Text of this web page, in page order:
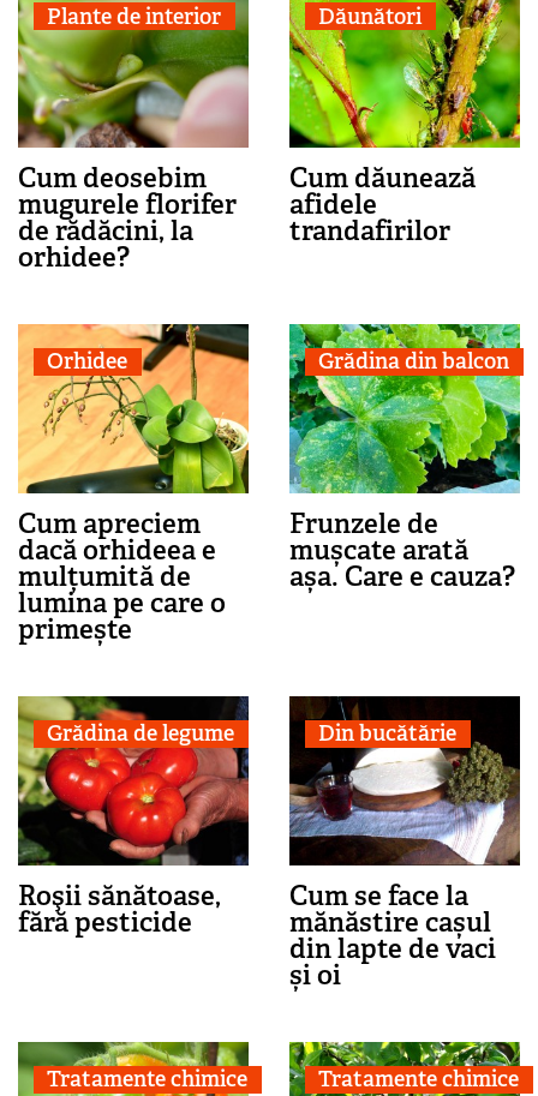
Plante de interior
Cum deosebim
mugurele florifer
de rădăcini, la
orhidee?
Dăunători
Cum dăunează
afidele
trandafirilor
Orhidee
Cum apreciem
dacă orhideea e
mulțumită de
lumina pe care o
primește
Grădina din balcon
Frunzele de
mușcate arată
așa. Care e cauza?
Grădina de legume
Roşii sănătoase,
fără pesticide
Din bucătărie
Cum se face la
mănăstire cașul
din lapte de vaci
și oi
Tratamente chimice Tratamente chimice